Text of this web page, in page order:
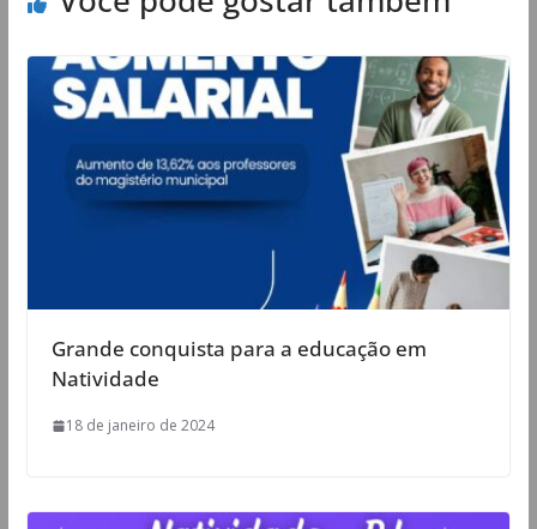
Grande conquista para a educação em
Natividade
18 de janeiro de 2024